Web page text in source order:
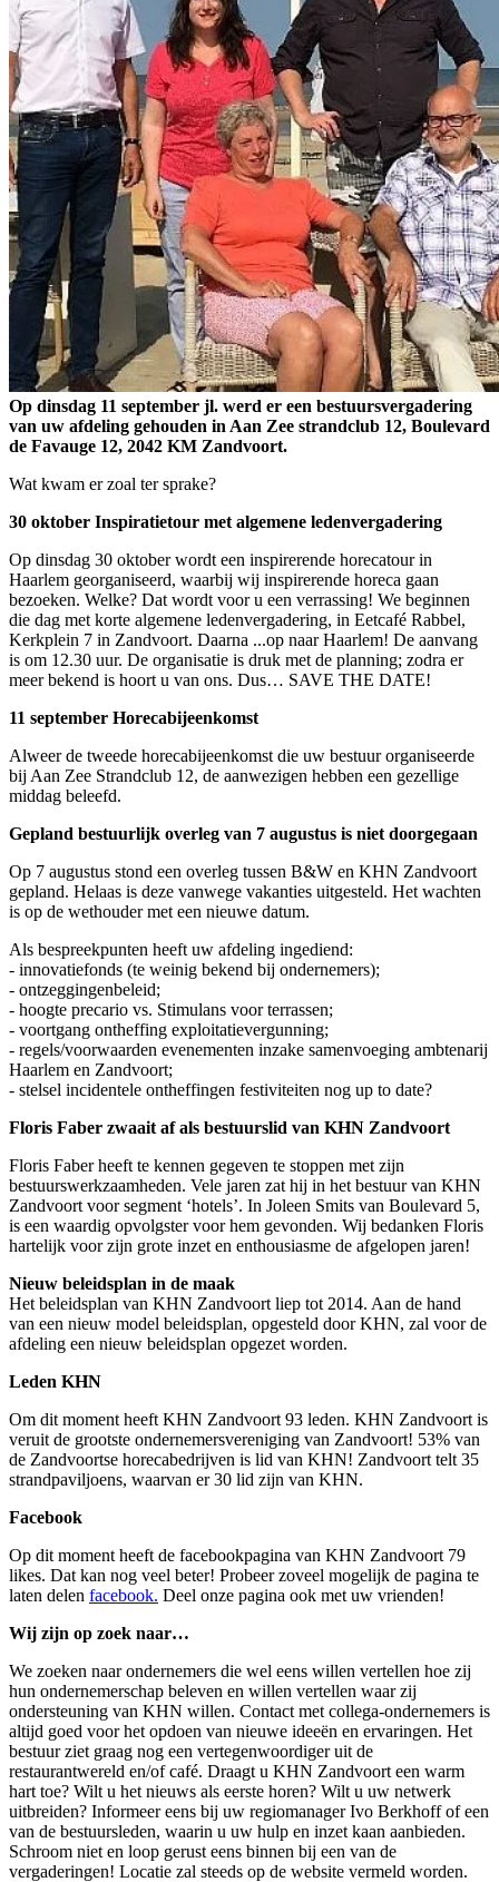
Op dinsdag 11 september jl. werd er een bestuursvergadering
van uw afdeling gehouden in Aan Zee strandclub 12, Boulevard
de Favauge 12, 2042 KM Zandvoort.
Wat kwam er zoal ter sprake?
30 oktober Inspiratietour met algemene ledenvergadering
Op dinsdag 30 oktober wordt een inspirerende horecatour in
Haarlem georganiseerd, waarbij wij inspirerende horeca gaan
bezoeken. Welke? Dat wordt voor u een verrassing! We beginnen
die dag met korte algemene ledenvergadering, in Eetcafé Rabbel,
Kerkplein 7 in Zandvoort. Daarna ...op naar Haarlem! De aanvang
is om 12.30 uur. De organisatie is druk met de planning; zodra er
meer bekend is hoort u van ons. Dus… SAVE THE DATE!
11 september Horecabijeenkomst
Alweer de tweede horecabijeenkomst die uw bestuur organiseerde
bij Aan Zee Strandclub 12, de aanwezigen hebben een gezellige
middag beleefd.
Gepland bestuurlijk overleg van 7 augustus is niet doorgegaan
Op 7 augustus stond een overleg tussen B&W en KHN Zandvoort
gepland. Helaas is deze vanwege vakanties uitgesteld. Het wachten
is op de wethouder met een nieuwe datum.
Als bespreekpunten heeft uw afdeling ingediend:
- innovatiefonds (te weinig bekend bij ondernemers);
- ontzeggingenbeleid;
- hoogte precario vs. Stimulans voor terrassen;
- voortgang ontheffing exploitatievergunning;
- regels/voorwaarden evenementen inzake samenvoeging ambtenarij
Haarlem en Zandvoort;
- stelsel incidentele ontheffingen festiviteiten nog up to date?
Floris Faber zwaait af als bestuurslid van KHN Zandvoort
Floris Faber heeft te kennen gegeven te stoppen met zijn
bestuurswerkzaamheden. Vele jaren zat hij in het bestuur van KHN
Zandvoort voor segment ‘hotels’. In Joleen Smits van Boulevard 5,
is een waardig opvolgster voor hem gevonden. Wij bedanken Floris
hartelijk voor zijn grote inzet en enthousiasme de afgelopen jaren!
Nieuw beleidsplan in de maak
Het beleidsplan van KHN Zandvoort liep tot 2014. Aan de hand
van een nieuw model beleidsplan, opgesteld door KHN, zal voor de
afdeling een nieuw beleidsplan opgezet worden.
Leden KHN
Om dit moment heeft KHN Zandvoort 93 leden. KHN Zandvoort is
veruit de grootste ondernemersvereniging van Zandvoort! 53% van
de Zandvoortse horecabedrijven is lid van KHN! Zandvoort telt 35
strandpaviljoens, waarvan er 30 lid zijn van KHN.
Facebook
Op dit moment heeft de facebookpagina van KHN Zandvoort 79
likes. Dat kan nog veel beter! Probeer zoveel mogelijk de pagina te
laten delen facebook. Deel onze pagina ook met uw vrienden!
Wij zijn op zoek naar…
We zoeken naar ondernemers die wel eens willen vertellen hoe zij
hun ondernemerschap beleven en willen vertellen waar zij
ondersteuning van KHN willen. Contact met collega-ondernemers is
altijd goed voor het opdoen van nieuwe ideeën en ervaringen. Het
bestuur ziet graag nog een vertegenwoordiger uit de
restaurantwereld en/of café. Draagt u KHN Zandvoort een warm
hart toe? Wilt u het nieuws als eerste horen? Wilt u uw netwerk
uitbreiden? Informeer eens bij uw regiomanager Ivo Berkhoff of een
van de bestuursleden, waarin u uw hulp en inzet kaan aanbieden.
Schroom niet en loop gerust eens binnen bij een van de
vergaderingen! Locatie zal steeds op de website vermeld worden.